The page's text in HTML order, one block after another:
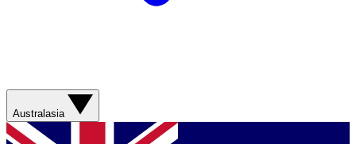
Australasia